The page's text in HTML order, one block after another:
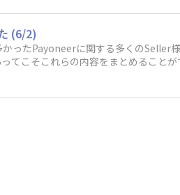
かかわらず、Payoneerからのメール
てかは確認できませんので必ず以下の
> Paymentにアクセスし下記青枠
せん。）
(6/2)
ったPayoneerに関する多くのSeller
てこそこれらの内容をまとめること
の参考になりますと幸いです。Q1
ん。Payoneer問い合わせ窓口まで
app/ask/l_id/14Q2：Payoneer
慮いただいく必要がございます。
②Managed Paymentsの手続きが進行
やり取りが必要となるため、お時間